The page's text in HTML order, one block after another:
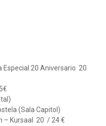
Especial 20 Aniversario 20
(Sala Capitol)
– Kursaal 20 / 24 €